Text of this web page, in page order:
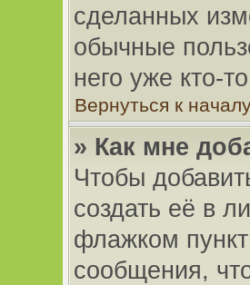
сделанных
обычные
него уже кто-
Вернуться к
» Как мне
Чтобы
создать её в
флажком пункт
сообщения,